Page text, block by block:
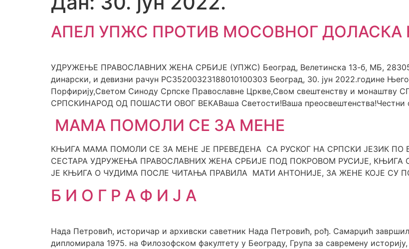
АПЕЛ УПЖС ПРОТИВ МОСОВНОГ ДОЛАСКА
УДРУЖЕЊE ПРАВОСЛАВНИХ ЖЕНА СРБИЈЕ (УПЖС) Београд, Велетинска 13-б, МБ,
динарски, и девизни рачун РС35200323188010100303 Београд, 30. јун 2022.године
Порфирију,Светом Синоду Српске Православне Цркве,Свом свештенству и
СРПСКИНАРОД ОД ПОШАСТИ ОВОГ ВЕКАВаша Светости!Ваша преосвештенства!Честни
МАМА ПОМОЛИ СЕ ЗА МЕНЕ
КЊИГА МАМА ПОМОЛИ СЕ ЗА МЕНЕ ЈЕ ПРЕВЕДЕНА СА РУСКОГ НА СРПСКИ ЈЕЗИК ПО
СЕСТАРА УДРУЖЕЊА ПРАВОСЛАВНИХ ЖЕНА СРБИЈЕ ПОД ПОКРОВОМ РУСИЈЕ,
ЈЕ КЊИГА О ЧУДИМА ПОСЛЕ ЧИТАЊА ПРАВИЛА МАТИ АНТОНИЈЕ, ЗА ЖЕНЕ КОЈЕ СУ
Б И О Г Р А Ф И Ј А
Нада Петровић, историчар и архивски саветник Нада Петровић, рођ. Самарџић
дипломирала 1975. на Филозофском факултету у Београду, Група за савремену